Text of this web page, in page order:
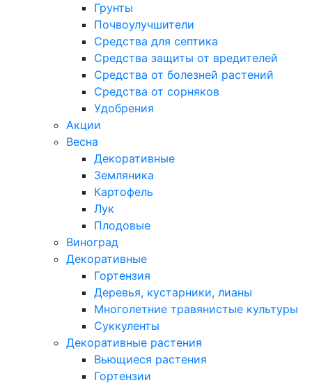
Грунты
Почвоулучшители
Средства для септика
Средства защиты от вредителей
Средства от болезней растений
Средства от сорняков
Удобрения
Акции
Весна
Декоративные
Земляника
Картофель
Лук
Плодовые
Виноград
Декоративные
Гортензия
Деревья, кустарники, лианы
Многолетние травянистые культуры
Суккуленты
Декоративные растения
Вьющиеся растения
Гортензии